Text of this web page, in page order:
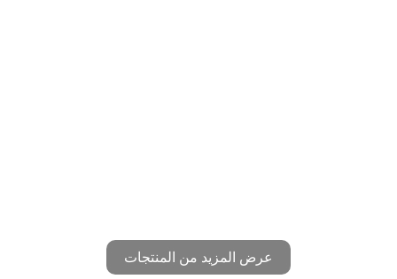
عرض المزيد من المنتجات